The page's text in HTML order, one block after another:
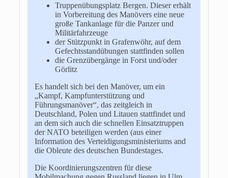
Truppenübungsplatz Bergen. Dieser erhält
in Vorbereitung des Manövers eine neue
große Tankanlage für die Panzer und
Militärfahrzeuge
der Stützpunkt in Grafenwöhr, auf dem
Gefechtsstandübungen stattfinden sollen
die Grenzübergänge in Forst und/oder
Görlitz
Es handelt sich bei den Manöver, um ein
„Kampf, Kampfunterstützung und
Führungsmanöver“, das zeitgleich in
Deutschland, Polen und Litauen stattfindet und
an dem sich auch die schnellen Einsatztruppen
der NATO beteiligen werden (aus einer
Information des Verteidigungsministeriums and
die Obleute des deutschen Bundestages.
Die Koordinierungszentren für diese